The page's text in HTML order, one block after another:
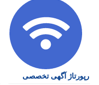
رپورتاژ آگهی تخصصی